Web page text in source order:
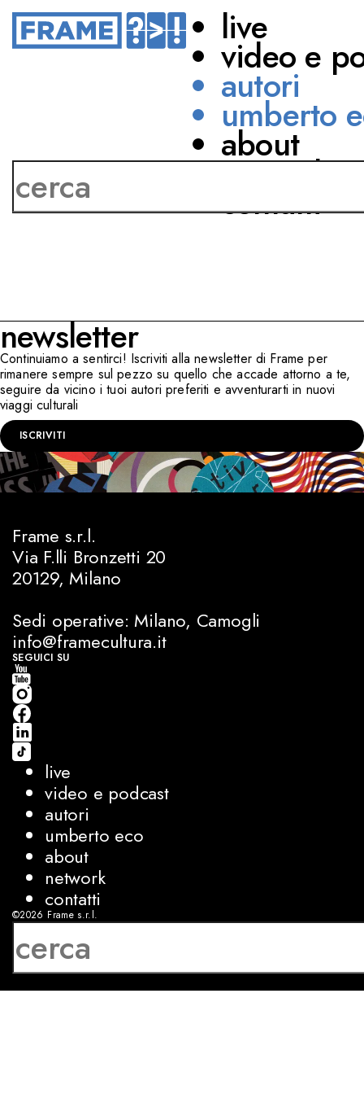
live
video e
autori
umberto
about
network
contatti
Luca Attias
newsletter
Continuiamo a sentirci! Iscriviti alla newsletter di Frame per
rimanere sempre sul pezzo su quello che accade attorno a te,
seguire da vicino i tuoi autori preferiti e avventurarti in nuovi
viaggi culturali
ISCRIVITI
Frame s.r.l.
Via F.lli Bronzetti 20
20129, Milano
Sedi operative: Milano, Camogli
info@framecultura.it
SEGUICI SU
live
video e podcast
autori
umberto eco
about
network
contatti
©2026 Frame s.r.l.
P.IVA 08927250962
sviluppo:Luca Bunino